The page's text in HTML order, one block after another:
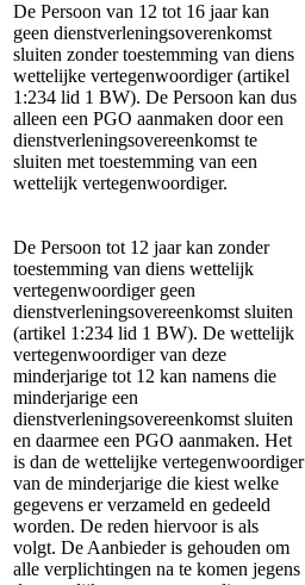
De Persoon van 12 tot 16 jaar kan
geen dienstverleningsoverenkomst
sluiten zonder toestemming van diens
wettelijke vertegenwoordiger (artikel
1:234 lid 1 BW). De Persoon kan dus
alleen een PGO aanmaken door een
dienstverleningsovereenkomst te
sluiten met toestemming van een
wettelijk vertegenwoordiger.
De Persoon tot 12 jaar kan zonder
toestemming van diens wettelijk
vertegenwoordiger geen
dienstverleningsovereenkomst sluiten
(artikel 1:234 lid 1 BW). De wettelijk
vertegenwoordiger van deze
minderjarige tot 12 kan namens die
minderjarige een
dienstverleningsovereenkomst sluiten
en daarmee een PGO aanmaken. Het
is dan de wettelijke vertegenwoordiger
van de minderjarige die kiest welke
gegevens er verzameld en gedeeld
worden. De reden hiervoor is als
volgt. De Aanbieder is gehouden om
alle verplichtingen na te komen jegens